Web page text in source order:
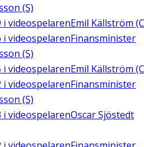
(S)
i videospelarenEmil Källström
i videospelarenFinansminister
(S)
i videospelarenEmil Källström
i videospelarenFinansminister
(S)
i videospelarenOscar Sjöstedt